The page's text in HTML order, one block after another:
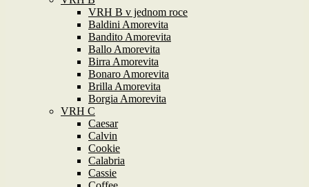
VRH B v jednom roce
Baldini Amorevita
Bandito Amorevita
Ballo Amorevita
Birra Amorevita
Bonaro Amorevita
Brilla Amorevita
Borgia Amorevita
VRH C
Caesar
Calvin
Cookie
Calabria
Cassie